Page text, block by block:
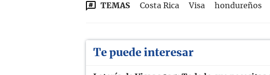
TEMAS Costa Rica Visa hondureños
Te puede interesar